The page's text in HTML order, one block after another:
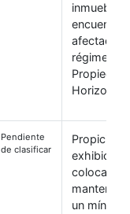
inmuebles
encuentren
afectados
régimen de
Propiedad
Pendiente
de clasificar
Propiciase
exhibición,
un mínimo